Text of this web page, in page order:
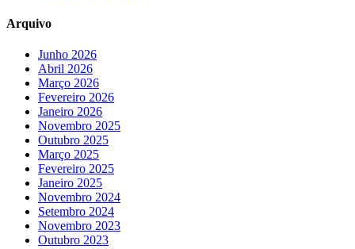
Arquivo
Junho 2026
Abril 2026
Março 2026
Fevereiro 2026
Janeiro 2026
Novembro 2025
Outubro 2025
Março 2025
Fevereiro 2025
Janeiro 2025
Novembro 2024
Setembro 2024
Novembro 2023
Outubro 2023